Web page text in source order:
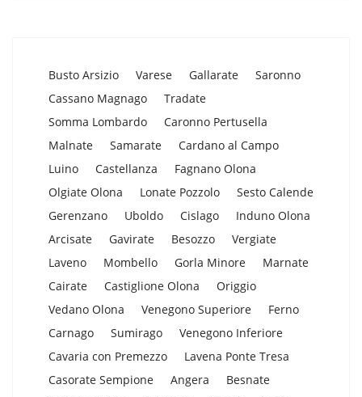
Busto Arsizio Varese Gallarate
Saronno
Cassano Magnago
Tradate
Somma Lombardo
Caronno Pertusella
Malnate
Samarate
Cardano al Campo
Luino
Castellanza
Fagnano Olona
Olgiate Olona
Lonate Pozzolo
Sesto Calende
Gerenzano
Uboldo Cislago
Induno Olona
Arcisate
Gavirate Besozzo
Vergiate
Laveno
Mombello Gorla Minore
Marnate
Cairate
Castiglione Olona
Origgio
Vedano Olona
Venegono Superiore
Ferno
Carnago
Sumirago
Venegono Inferiore
Cavaria con Premezzo
Lavena Ponte Tresa
Casorate Sempione
Angera
Besnate